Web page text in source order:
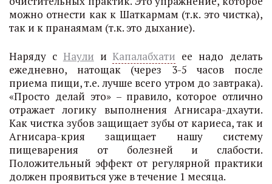
можно отнести как к Шаткармам (т.к. это чистка),
так и к пранаямам (т.к. это дыхание).
Наряду с Наули иКапалабхати ее надо делать
ежедневно, натощак (через 3-5 часов после
приема пищи, т.е. лучше всего утром до завтрака).
«Просто делай это» – правило, которое отлично
отражает логику выполнения Агнисара-дхаути.
Как чистка зубов защищает зубы от кариеса, так и
Агнисара-крия защищает нашу систему
пищеварения от болезней и слабости.
Положительный эффект от регулярной практики
должен проявиться уже в течение 1 месяца.